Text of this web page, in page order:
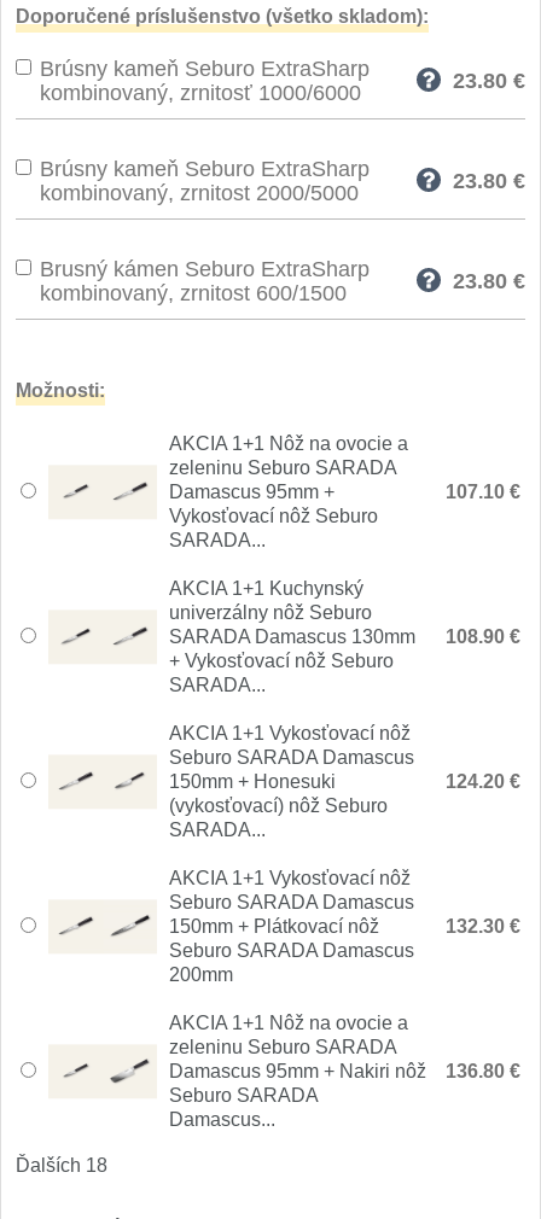
Nože SEBURO
Nože Seburo SARADA
Nože Seburo HOKORI 37
Nože Seburo HOGANI 20
Nože Seburo WEST 21
Nože Tojiro
Nože Tojiro Shippu 2
Nože Tojiro Zen 1
Nože Samura MO-V 4
Nože Samura Bamboo
Ostřiče nožů V-Sharp
Brúsky na nože 9
Doplnky a diely 3
Doporučené príslušenstvo (všetko skladom):
Brúsny kameň Seburo ExtraSharp
kombinovaný, zrnitosť 1000/6000
23.80 €
Brúsny kameň Seburo ExtraSharp
kombinovaný, zrnitost 2000/5000
23.80 €
Brusný kámen Seburo ExtraSharp
kombinovaný, zrnitost 600/1500
23.80 €
Možnosti:
AKCIA 1+1 Nôž na ovocie a
zeleninu Seburo SARADA
Damascus 95mm +
Vykosťovací nôž Seburo
SARADA...
107.10 €
AKCIA 1+1 Kuchynský
univerzálny nôž Seburo
SARADA Damascus 130mm
+ Vykosťovací nôž Seburo
SARADA...
108.90 €
AKCIA 1+1 Vykosťovací nôž
Seburo SARADA Damascus
150mm + Honesuki
(vykosťovací) nôž Seburo
SARADA...
124.20 €
AKCIA 1+1 Vykosťovací nôž
Seburo SARADA Damascus
150mm + Plátkovací nôž
Seburo SARADA Damascus
200mm
132.30 €
AKCIA 1+1 Nôž na ovocie a
zeleninu Seburo SARADA
Damascus 95mm + Nakiri nôž
Seburo SARADA
Damascus...
136.80 €
Ďalších 18